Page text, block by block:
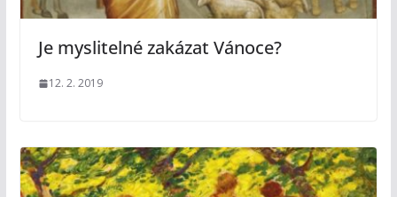
Je myslitelné zakázat Vánoce?
12. 2. 2019